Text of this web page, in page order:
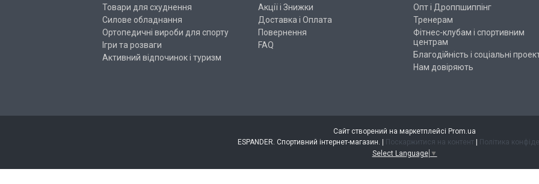
Товари для схуднення
Силове обладнання
Ортопедичні вироби для спорту
Ігри та розваги
Активний відпочинок і туризм
Акції і Знижки
Доставка і Оплата
Повернення
FAQ
Опт і Дроппшиппінг
Тренерам
Фітнес-клубам і спортивним
центрам
Благодійність і соціальні
Нам довіряють
Сайт створений на маркетплейсі Prom.ua
Поскаржитися на контент
Політика
Select Language ▼